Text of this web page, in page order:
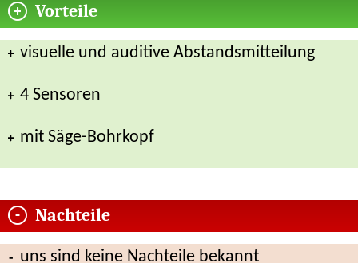
Vorteile
visuelle und auditive Abstandsmitteilung
4 Sensoren
mit Säge-Bohrkopf
Nachteile
uns sind keine Nachteile bekannt